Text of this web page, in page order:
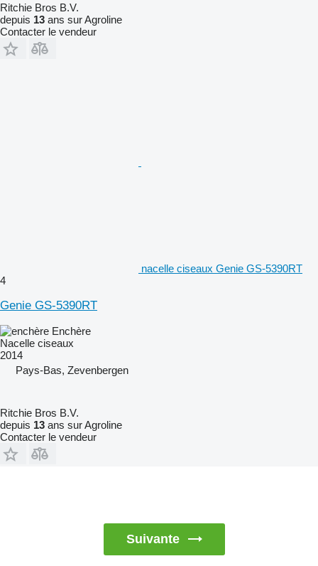
Ritchie Bros B.V.
depuis 13 ans sur Agroline
Contacter le vendeur
nacelle ciseaux Genie GS-5390RT
4
Genie GS-5390RT
Enchère
Nacelle ciseaux
2014
Pays-Bas, Zevenbergen
Ritchie Bros B.V.
depuis 13 ans sur Agroline
Contacter le vendeur
Suivante